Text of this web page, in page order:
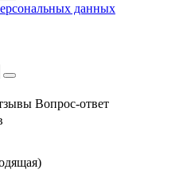
данных
Вопрос-ответ